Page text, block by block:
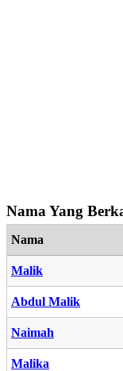
Nama Yang
Nama
Malik
Abdul Malik
Naimah
Malika